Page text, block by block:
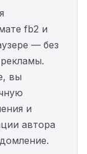
fb2 и
— без
вы
и
автора